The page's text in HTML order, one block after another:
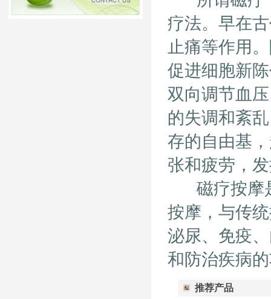
疗法。早在
止痛等作用
促进细胞新
双向调节血
的失调和紊
存的自由基
张和疲劳，
磁疗按摩是
按摩，与传
泌尿、免疫
和防治疾病
推荐产品